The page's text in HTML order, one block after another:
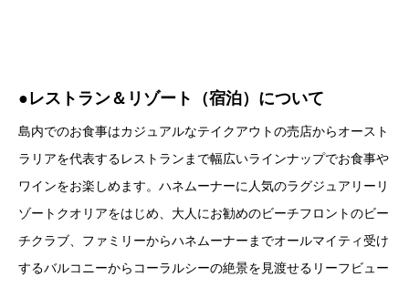
●レストラン＆リゾート（宿泊）について
島内でのお食事はカジュアルなテイクアウトの売店からオースト
ラリアを代表するレストランまで幅広いラインナップでお食事や
ワインをお楽しめます。ハネムーナーに人気のラグジュアリーリ
ゾートクオリアをはじめ、大人にお勧めのビーチフロントのビー
チクラブ、ファミリーからハネムーナーまでオールマイティ受け
するバルコニーからコーラルシーの絶景を見渡せるリーフビュー